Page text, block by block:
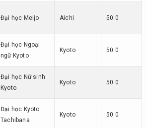
Đại học Meijo Aichi 50.0
Đại học Ngoại
ngữ Kyoto
Kyoto 50.0
Đại học Nữ sinh
Kyoto
Kyoto 50.0
Đại học Kyoto
Tachibana
Kyoto 50.0